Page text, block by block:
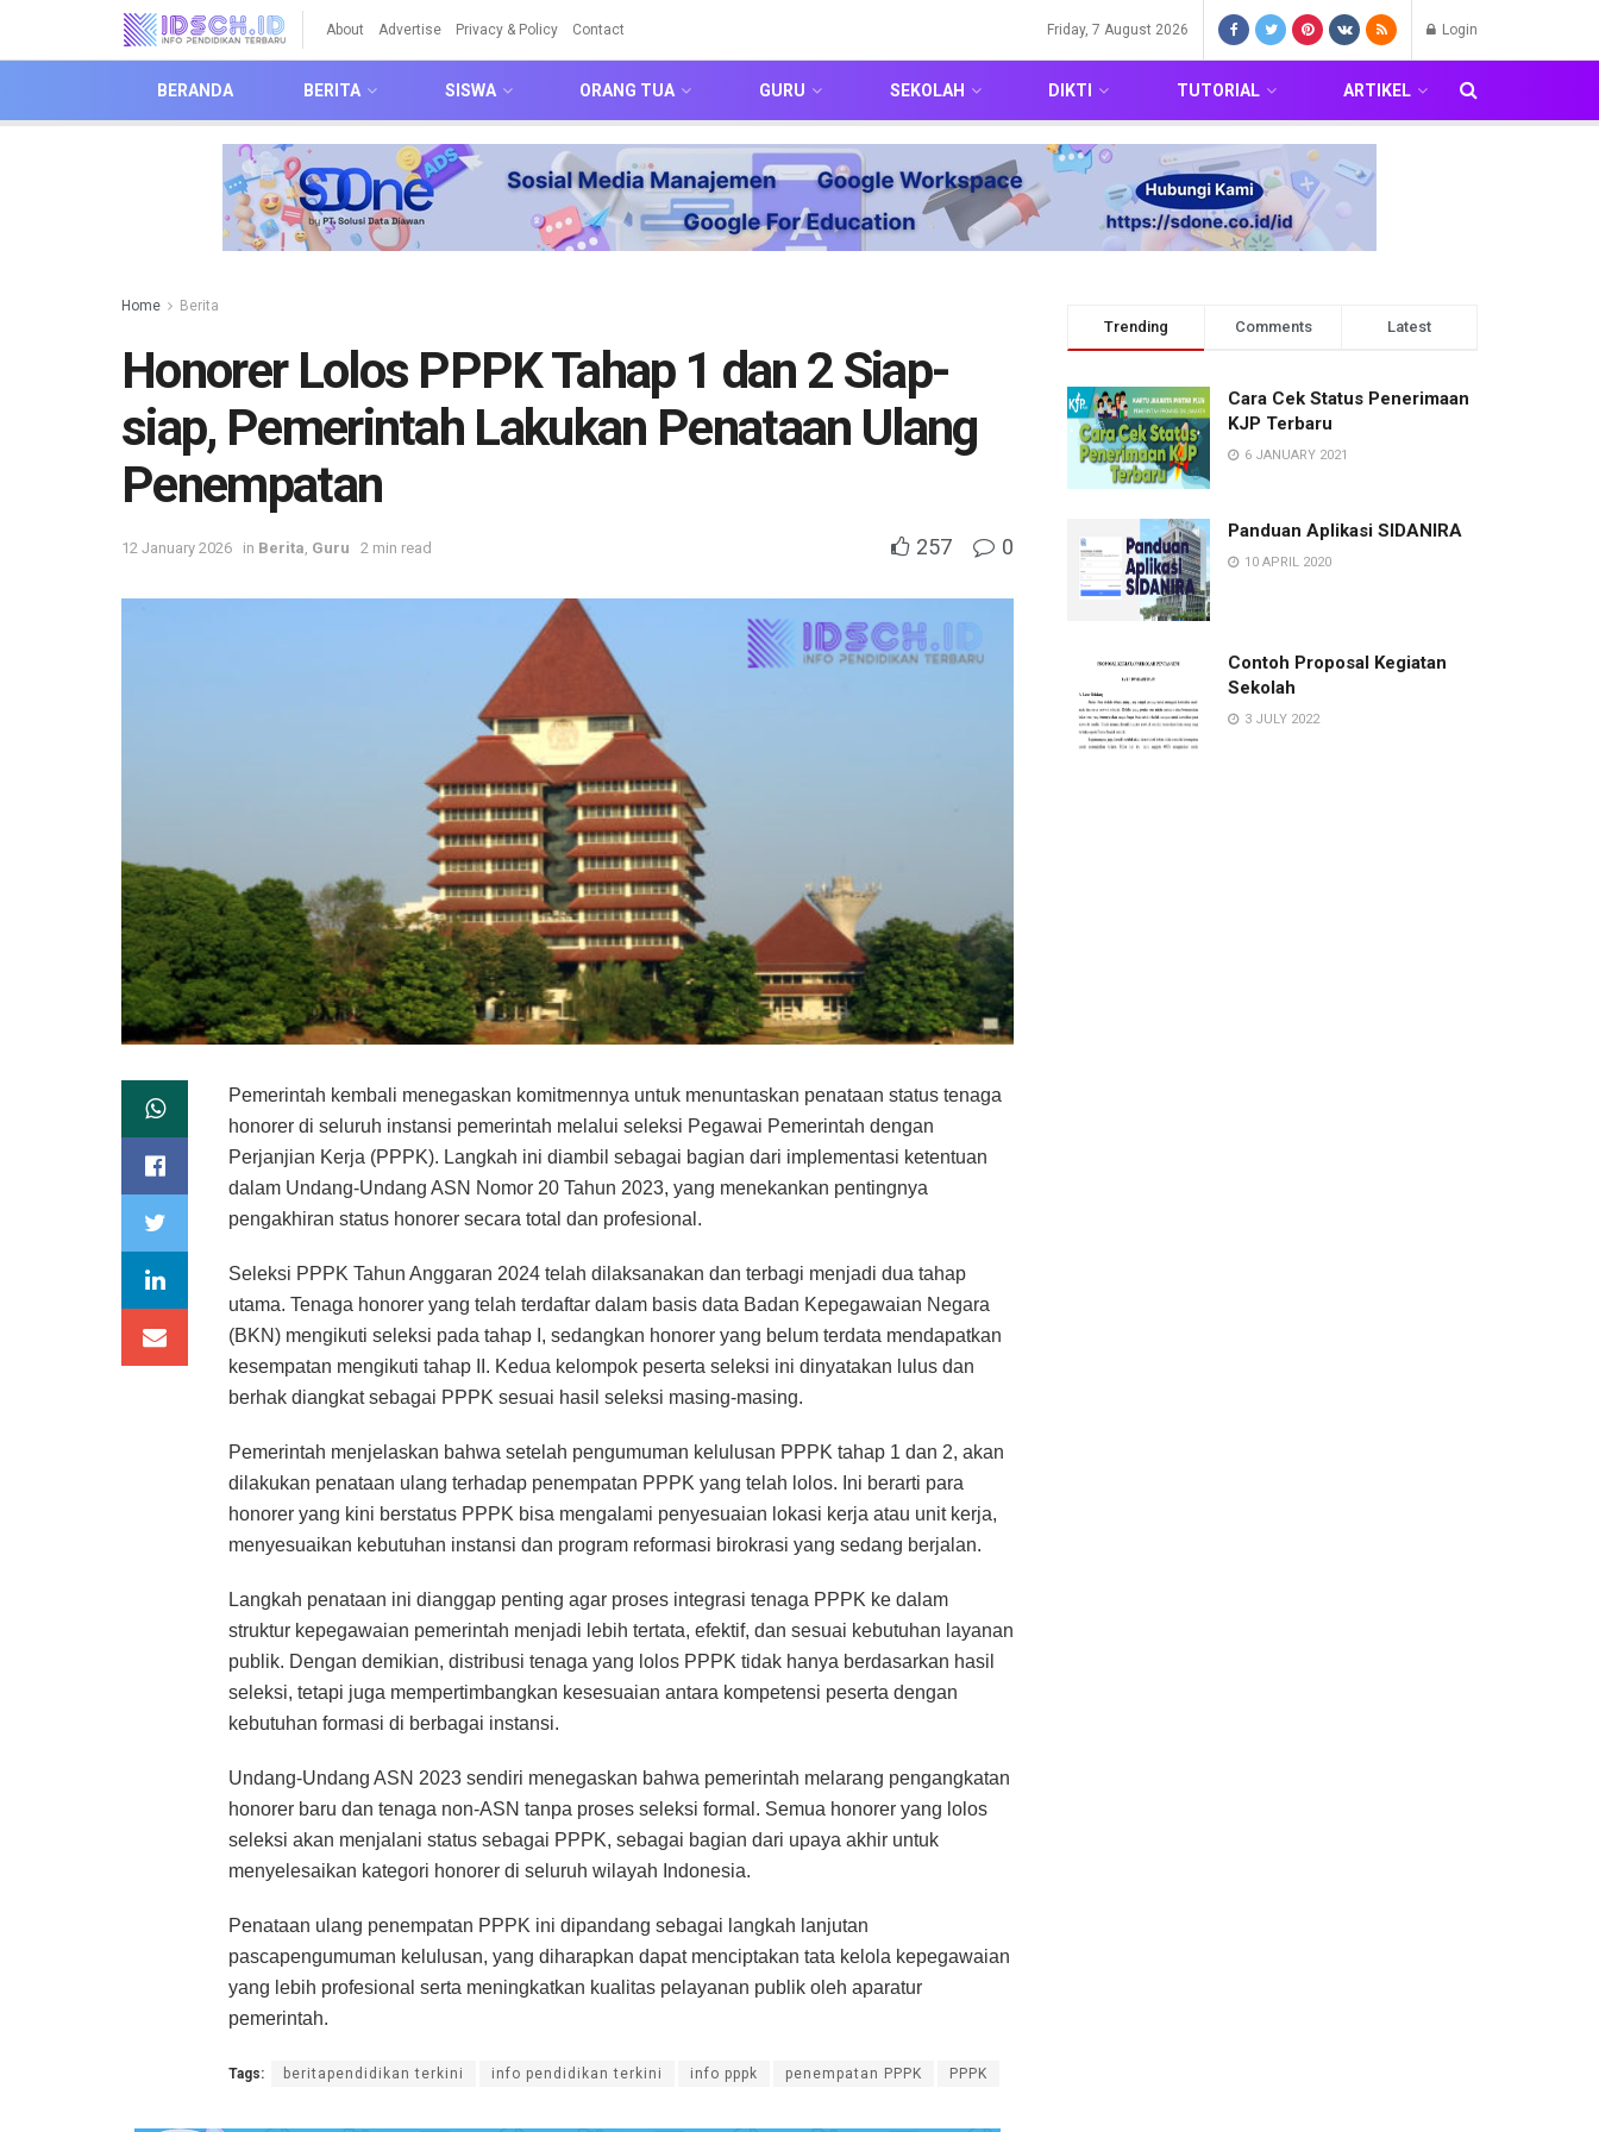
About Advertise Privacy & Policy Contact Friday, 7 August 2026 Login
BERANDA BERITA SISWA ORANG TUA GURU SEKOLAH DIKTI TUTORIAL ARTIKEL
Home Berita
Honorer Lolos PPPK Tahap 1 dan 2 Siap-
siap, Pemerintah Lakukan Penataan Ulang
Penempatan
12 January 2026 in Berita Guru 2 min read 257 0
Pemerintah kembali menegaskan komitmennya untuk menuntaskan penataan status tenaga
honorer di seluruh instansi pemerintah melalui seleksi Pegawai Pemerintah dengan
Perjanjian Kerja (PPPK). Langkah ini diambil sebagai bagian dari implementasi ketentuan
dalam Undang-Undang ASN Nomor 20 Tahun 2023, yang menekankan pentingnya
pengakhiran status honorer secara total dan profesional.
Seleksi PPPK Tahun Anggaran 2024 telah dilaksanakan dan terbagi menjadi dua tahap
utama. Tenaga honorer yang telah terdaftar dalam basis data Badan Kepegawaian Negara
(BKN) mengikuti seleksi pada tahap I, sedangkan honorer yang belum terdata mendapatkan
kesempatan mengikuti tahap II. Kedua kelompok peserta seleksi ini dinyatakan lulus dan
berhak diangkat sebagai PPPK sesuai hasil seleksi masing-masing.
Pemerintah menjelaskan bahwa setelah pengumuman kelulusan PPPK tahap 1 dan 2, akan
dilakukan penataan ulang terhadap penempatan PPPK yang telah lolos. Ini berarti para
honorer yang kini berstatus PPPK bisa mengalami penyesuaian lokasi kerja atau unit kerja,
menyesuaikan kebutuhan instansi dan program reformasi birokrasi yang sedang berjalan.
Langkah penataan ini dianggap penting agar proses integrasi tenaga PPPK ke dalam
struktur kepegawaian pemerintah menjadi lebih tertata, efektif, dan sesuai kebutuhan layanan
publik. Dengan demikian, distribusi tenaga yang lolos PPPK tidak hanya berdasarkan hasil
seleksi, tetapi juga mempertimbangkan kesesuaian antara kompetensi peserta dengan
kebutuhan formasi di berbagai instansi.
Undang-Undang ASN 2023 sendiri menegaskan bahwa pemerintah melarang pengangkatan
honorer baru dan tenaga non-ASN tanpa proses seleksi formal. Semua honorer yang lolos
seleksi akan menjalani status sebagai PPPK, sebagai bagian dari upaya akhir untuk
menyelesaikan kategori honorer di seluruh wilayah Indonesia.
Penataan ulang penempatan PPPK ini dipandang sebagai langkah lanjutan
pascapengumuman kelulusan, yang diharapkan dapat menciptakan tata kelola kepegawaian
yang lebih profesional serta meningkatkan kualitas pelayanan publik oleh aparatur
pemerintah.
Tags: beritapendidikan terkini info pendidikan terkini info pppk penempatan PPPK PPPK
Trending Comments Latest
Cara Cek Status Penerimaan
KJP Terbaru
6 JANUARY 2021
Panduan Aplikasi SIDANIRA
10 APRIL 2020
Contoh Proposal Kegiatan
Sekolah
3 JULY 2022